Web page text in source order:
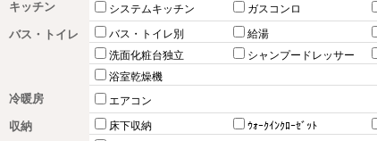
キッチン システムキッチン ガスコンロ
バス・トイレ バス・トイレ別 給湯
洗面化粧台独立
シャンプードレッサー
浴室乾燥機
冷暖房 エアコン
収納 床下収納 ｳｫｰｸｲﾝｸﾛｰｾﾞｯﾄ